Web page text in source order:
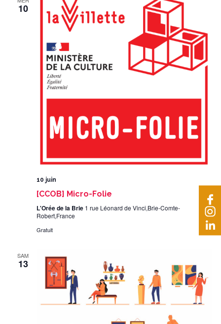
10
10 juin
[CCOB] Micro-Folie
L'Orée de la Brie 1 rue Léonard de Vinci,Brie-Comte-
Robert,France
Gratuit
SAM
13